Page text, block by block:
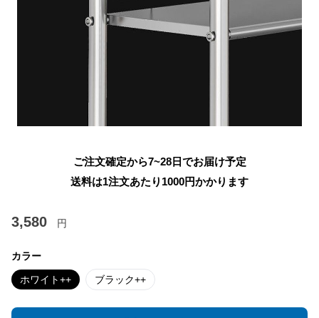
ご注文確定から7~28日でお届け予定
送料は1注文あたり 1000円かかります
3,580 円
カラー
ホワイト++ ブラック++